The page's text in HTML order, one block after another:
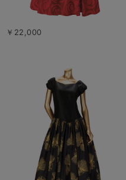
￥22,000